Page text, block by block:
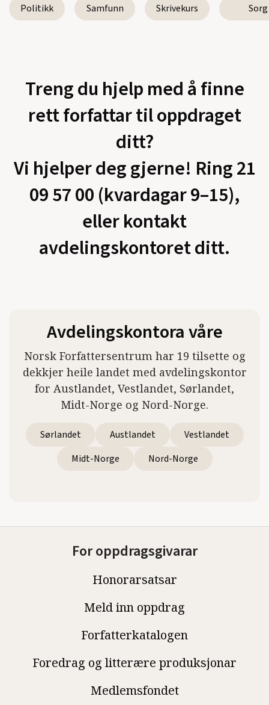
Politikk Samfunn Skrivekurs Sorg
Treng du hjelp med å finne
rett forfattar til oppdraget
ditt?
Vi hjelper deg gjerne! Ring 21
09 57 00 (kvardagar 9–15),
eller kontakt
avdelingskontoret ditt.
Avdelingskontora våre
Norsk Forfattersentrum har 19 tilsette og
dekkjer heile landet med avdelingskontor
for Austlandet, Vestlandet, Sørlandet,
Midt-Norge og Nord-Norge.
Sørlandet Austlandet
Vestlandet
Midt-Norge
Nord-Norge
For oppdragsgivarar
Honorarsatsar
Meld inn oppdrag
Forfatterkatalogen
Foredrag og litterære produksjonar
Medlemsfondet